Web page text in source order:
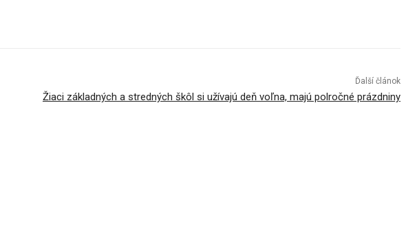
Ďalší článok
Žiaci základných a stredných škôl si užívajú deň voľna, majú polročné prázdniny